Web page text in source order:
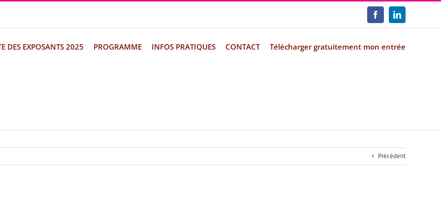
FacebookLinkedIn
DES EXPOSANTS 2025 PROGRAMME INFOS PRATIQUES CONTACT Télécharger gratuitement mon entrée
Précédent